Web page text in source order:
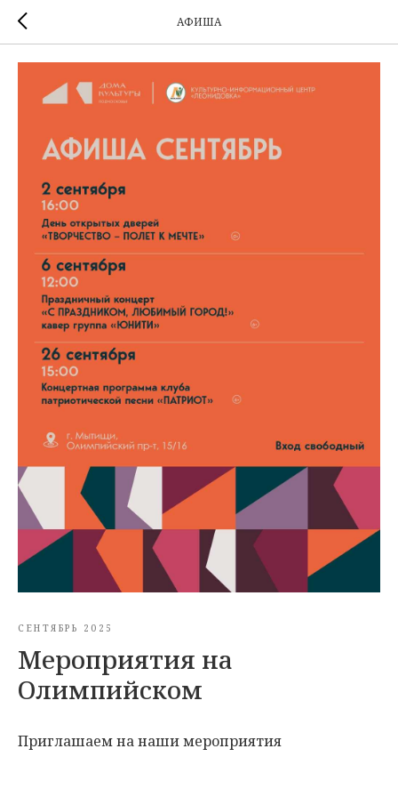
АФИША
СЕНТЯБРЬ 2025
Мероприятия на
Олимпийском
Приглашаем на наши мероприятия